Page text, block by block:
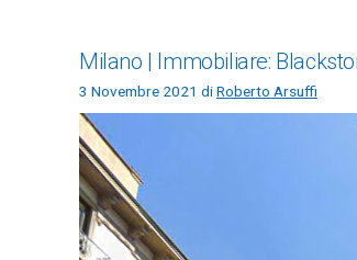
Milano | Immobiliare:
3 Novembre 2021 diRoberto Arsuffi